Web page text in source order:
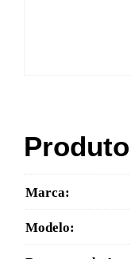
Produto
Marca:
Modelo: